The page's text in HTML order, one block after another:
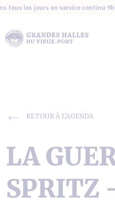
tous les jours en service continu
RETOUR À L'AGENDA
LA
SPRITZ